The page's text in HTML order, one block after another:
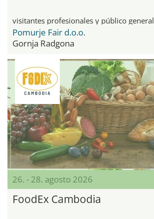
visitantes profesionales y público general
Pomurje Fair d.o.o.
Gornja Radgona
26. - 28. agosto 2026
FoodEx Cambodia